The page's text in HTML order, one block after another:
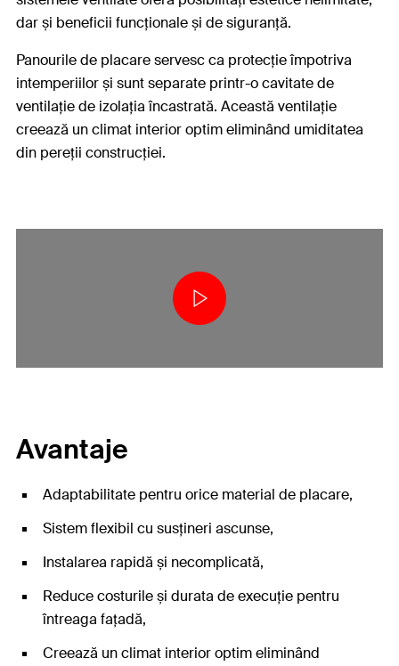
dar și beneficii funcționale și de siguranță.
Panourile de placare servesc ca protecție împotriva
intemperiilor și sunt separate printr-o cavitate de
ventilație de izolația încastrată. Această ventilație
creează un climat interior optim eliminând umiditatea
din pereții construcției.
Avantaje
Adaptabilitate pentru orice material de placare,
Sistem flexibil cu susțineri ascunse,
Instalarea rapidă și necomplicată,
Reduce costurile și durata de execuție pentru
întreaga fațadă,
Creează un climat interior optim eliminând